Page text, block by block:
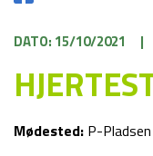
DATO: 15/10/2021 |
Mødested: P-